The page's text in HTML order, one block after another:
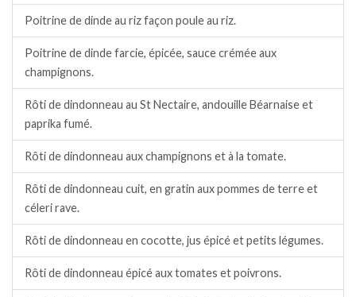
Poitrine de dinde au riz façon poule au riz.
Poitrine de dinde farcie, épicée, sauce crémée aux
champignons.
Rôti de dindonneau au St Nectaire, andouille Béarnaise et
paprika fumé.
Rôti de dindonneau aux champignons et à la tomate.
Rôti de dindonneau cuit, en gratin aux pommes de terre et
céleri rave.
Rôti de dindonneau en cocotte, jus épicé et petits légumes.
Rôti de dindonneau épicé aux tomates et poivrons.